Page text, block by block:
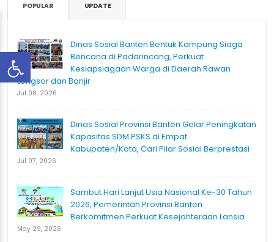
POPULAR UPDATE
Dinas Sosial Banten Bentuk Kampung Siaga
Bencana di Padarincang, Perkuat
Kesiapsiagaan Warga di Daerah Rawan
Longsor dan Banjir
Jul 08, 2026
Dinas Sosial Provinsi Banten Gelar Peningkatan
Kapasitas SDM PSKS di Empat
Kabupaten/Kota, Cari Pilar Sosial Berprestasi
Jul 07, 2026
Sambut Hari Lanjut Usia Nasional Ke-30 Tahun
2026, Pemerintah Provinsi Banten
Berkomitmen Perkuat Kesejahteraan Lansia
May 29, 2026